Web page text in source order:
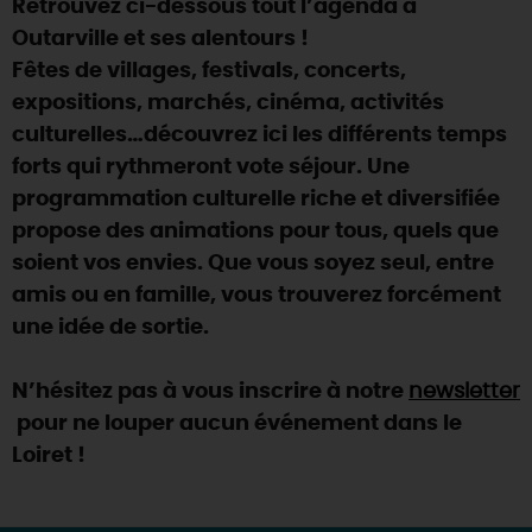
TOUTES LES ACTIVITÉS
Visitesgourmandeset créatives
Vins etvignobles
Chic,une aire de pique-nique
Par ici les guinguettes
Que rapporter du Loiret ?
La Route desMétiers d'Art
TOUT L'ART DE VIVRE
Des vacances auprès des animaux 🐎
(re)Découvrir les coulisses de la Faïencerie de
Gien !
Expérimenterles parcours Baludik 🕵️
Une saison de festivals 🎉
Rendez-vous de la nature en 2026
Des sorties en famille dans le Loiret !
Programme des animations "Loiret au fil de l'eau"
Où sortir ?
SE REPÉRER,SE DÉPLACER
INFOS &SERVICES
RÉSERVER MAINTENANT
Retrouvez ci-dessous tout l’agenda à
Outarville et ses alentours !
Fêtes de villages, festivals, concerts,
expositions, marchés, cinéma, activités
culturelles…découvrez ici les différents temps
forts qui rythmeront vote séjour. Une
programmation culturelle riche et diversifiée
propose des animations pour tous, quels que
soient vos envies. Que vous soyez seul, entre
amis ou en famille, vous trouverez forcément
une idée de sortie.
N’hésitez pas à vous inscrire à notre newsletter
pour ne louper aucun événement dans le
Loiret !